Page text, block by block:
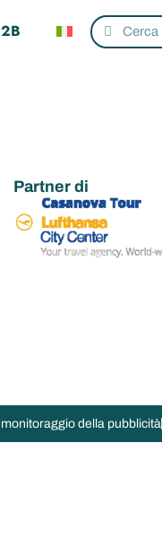
e
Partner di
della pubblicità